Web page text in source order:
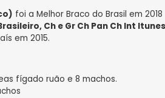
foi a Melhor Braco do Brasil em 2018
Ch e Gr Ch Pan Ch Int Itunes
em 2015.
fígado ruão e 8 machos.